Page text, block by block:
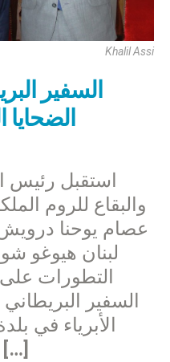
Khalil Assi
السفير
الضحايا
والبقاع للروم
عصام يوحنا
لبنان هيوغو
التطورات على
السفير
الأبرياء في
العاجل للمصابين مديناً […]